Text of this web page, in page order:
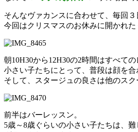
そんなヴァカンスに合わせて、毎回
今回はクリスマスのお休みに開かれた
朝10H30から12H30の2時間はすべて
小さい子たちにとって、普段は顔を
そして、スタージュの良さは他のス
前半はバーレッスン。
5歳～8歳ぐらいの小さい子たちは、